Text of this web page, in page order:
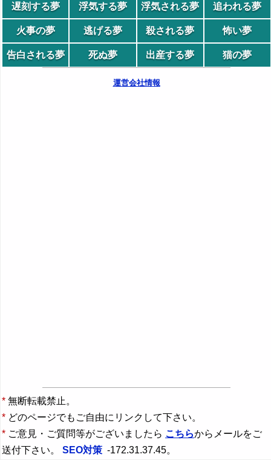
遅刻する夢 浮気する夢 浮気される夢 追われる夢
火事の夢 逃げる夢 殺される夢 怖い夢
告白される夢 死ぬ夢 出産する夢 猫の夢
運営会社情報
* 無断転載禁止。
* どのページでもご自由にリンクして下さい。
* ご意見・ご質問等がございましたら こちらからメールをご
送付下さい。 SEO対策 -172.31.37.45。